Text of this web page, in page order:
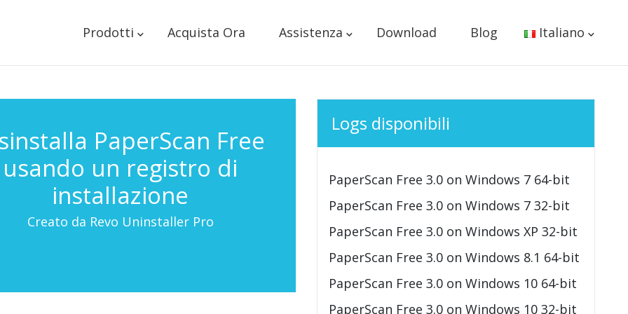
Prodotti Acquista Ora Assistenza Download Blog Italiano
PaperScan Free
usando un registro di
installazione
Creato da Revo Uninstaller Pro
Logs disponibili
PaperScan Free 3.0 on Windows 7 64-bit
PaperScan Free 3.0 on Windows 7 32-bit
PaperScan Free 3.0 on Windows XP 32-bit
PaperScan Free 3.0 on Windows 8.1 64-bit
PaperScan Free 3.0 on Windows 10 64-bit
PaperScan Free 3.0 on Windows 10 32-bit